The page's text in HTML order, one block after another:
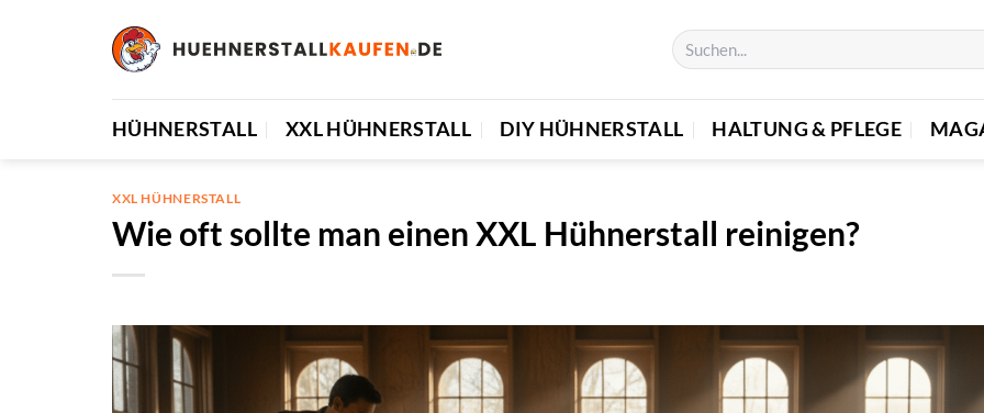
HÜHNERSTALL XXL HÜHNERSTALL DIY HÜHNERSTALL HALTUNG & PFLEGE
XXL HÜHNERSTALL
Wie oft sollte man einen XXL Hühnerstall reinigen?